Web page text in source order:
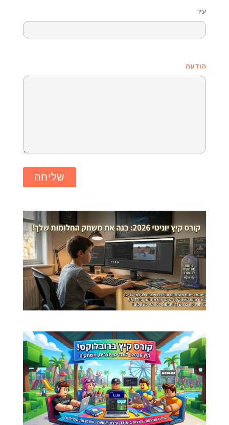
עיר
הודעה